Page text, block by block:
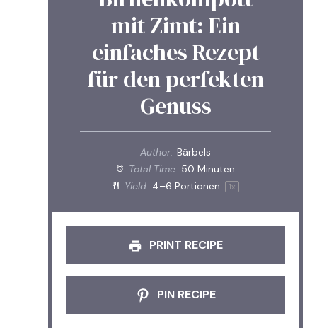
mit Zimt: Ein
einfaches Rezept
für den perfekten
Genuss
Author: Bärbels
Total Time: 50 Minuten
Yield: 4–6 Portionen 1x
PRINT RECIPE
PIN RECIPE